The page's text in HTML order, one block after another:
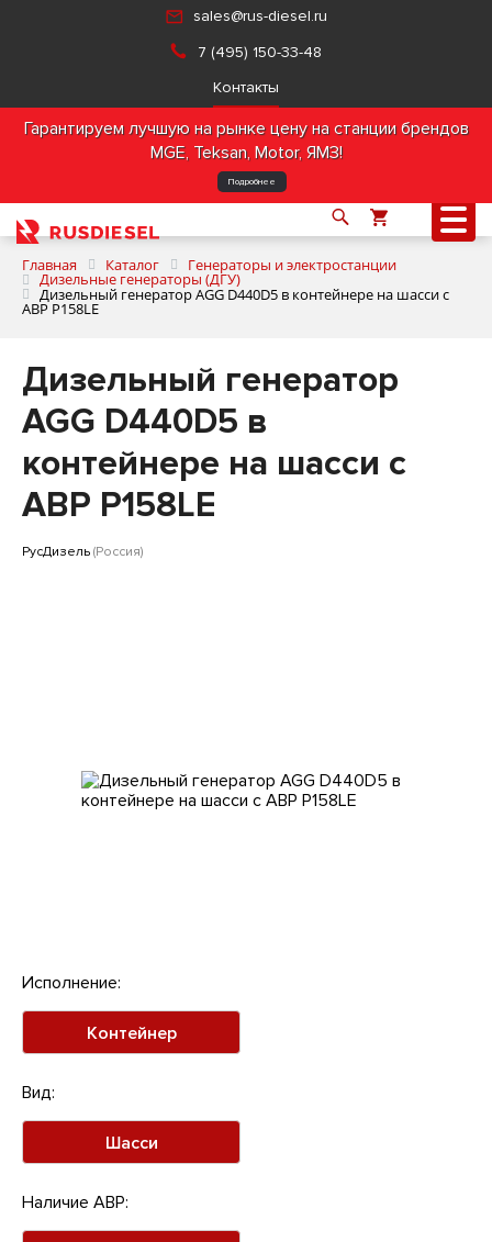
sales@rus-diesel.ru
7 (495) 150-33-48
Контакты
Гарантируем лучшую на рынке цену на станции брендов
MGE, Teksan, Motor, ЯМЗ!
Подробнее
Продукция
Клиентам
Главная Каталог Генераторы и электростанции
Дизельные генераторы (ДГУ)
Дизельный генератор AGG D440D5 в контейнере на шасси с
АВР P158LE
Дизельный генератор
AGG D440D5 в
контейнере на шасси с
АВР P158LE
РусДизель (Россия)
Исполнение:
Контейнер
Вид:
Шасси
Наличие АВР: